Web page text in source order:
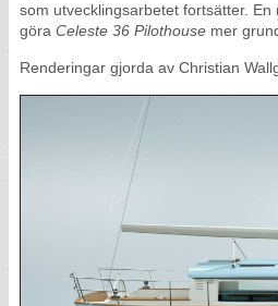
som utvecklingsarbetet fortsätter.
göra Celeste 36 Pilothouse mer
Renderingar gjorda av Christian